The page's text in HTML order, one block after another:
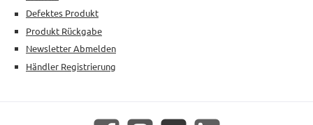
Defektes Produkt
Produkt Rückgabe
Newsletter Abmelden
Händler Registrierung